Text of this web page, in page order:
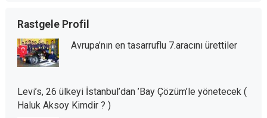
Rastgele Profil
Avrupa’nın en tasarruflu 7.aracını ürettiler
Levi’s, 26 ülkeyi İstanbul’dan ’Bay Çözüm’le yönetecek (
Haluk Aksoy Kimdir ? )